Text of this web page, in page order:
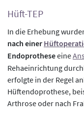
Hüft-TEP
In die Erhebung
nach einer
Endoprotheseeine
Rehaeinrichtung
erfolgte in der Regel
Hüftendoprothese,
Arthrose oder nach